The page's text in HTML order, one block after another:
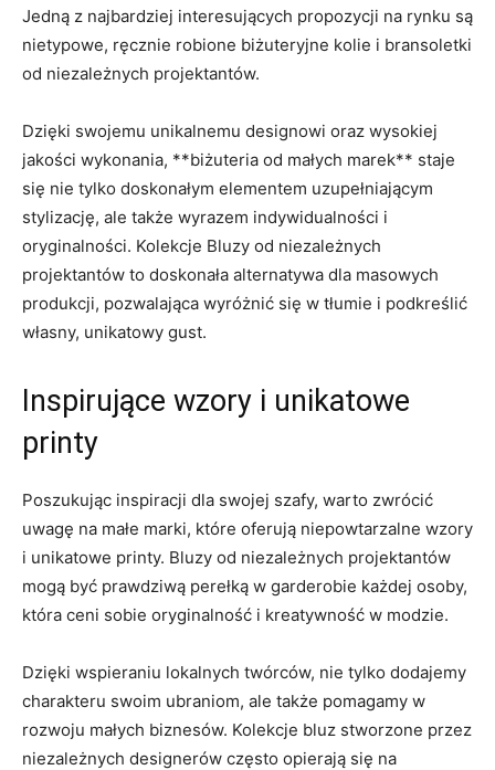
Jedną z najbardziej interesujących propozycji na ⁣rynku⁢ są
​nietypowe, ręcznie robione biżuteryjne kolie i bransoletki
⁤od niezależnych projektantów.
Dzięki swojemu⁢ unikalnemu⁢ designowi oraz wysokiej
jakości wykonania, **biżuteria od małych marek** staje
‍się nie tylko doskonałym elementem uzupełniającym
stylizację, ale także‍ wyrazem indywidualności i ​
oryginalności.⁤ Kolekcje Bluzy od niezależnych‌
projektantów to doskonała alternatywa dla masowych
produkcji, pozwalająca wyróżnić się w tłumie ⁣i podkreślić
własny, unikatowy gust.
Inspirujące wzory i⁢ unikatowe⁣
printy
Poszukując inspiracji dla swojej szafy, warto zwrócić
uwagę​ na małe marki, ⁤które ⁤oferują niepowtarzalne wzory
i​ unikatowe printy. Bluzy od niezależnych projektantów
‌mogą być ⁢prawdziwą​ perełką w garderobie każdej osoby,
która ceni‌ sobie oryginalność i kreatywność w modzie.
Dzięki wspieraniu lokalnych twórców, nie ⁤tylko dodajemy
⁤charakteru swoim⁢ ubraniom, ale także pomagamy w
rozwoju małych biznesów. Kolekcje bluz stworzone przez
niezależnych designerów często opierają‍ się na‌